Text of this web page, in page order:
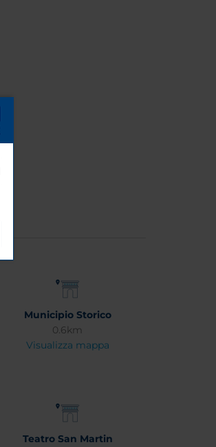
Municipio Storico
0.6km
Visualizza mappa
Teatro San Martin